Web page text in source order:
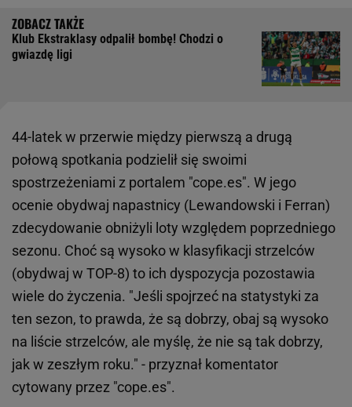
Klub Ekstraklasy odpalił bombę! Chodzi o
gwiazdę ligi
44-latek w przerwie między pierwszą a drugą
połową spotkania podzielił się swoimi
spostrzeżeniami z portalem "cope.es". W jego
ocenie obydwaj napastnicy (Lewandowski i Ferran)
zdecydowanie obniżyli loty względem poprzedniego
sezonu. Choć są wysoko w klasyfikacji strzelców
(obydwaj w TOP-8) to ich dyspozycja pozostawia
wiele do życzenia. "Jeśli spojrzeć na statystyki za
ten sezon, to prawda, że są dobrzy, obaj są wysoko
na liście strzelców, ale myślę, że nie są tak dobrzy,
jak w zeszłym roku." - przyznał komentator
cytowany przez "cope.es".